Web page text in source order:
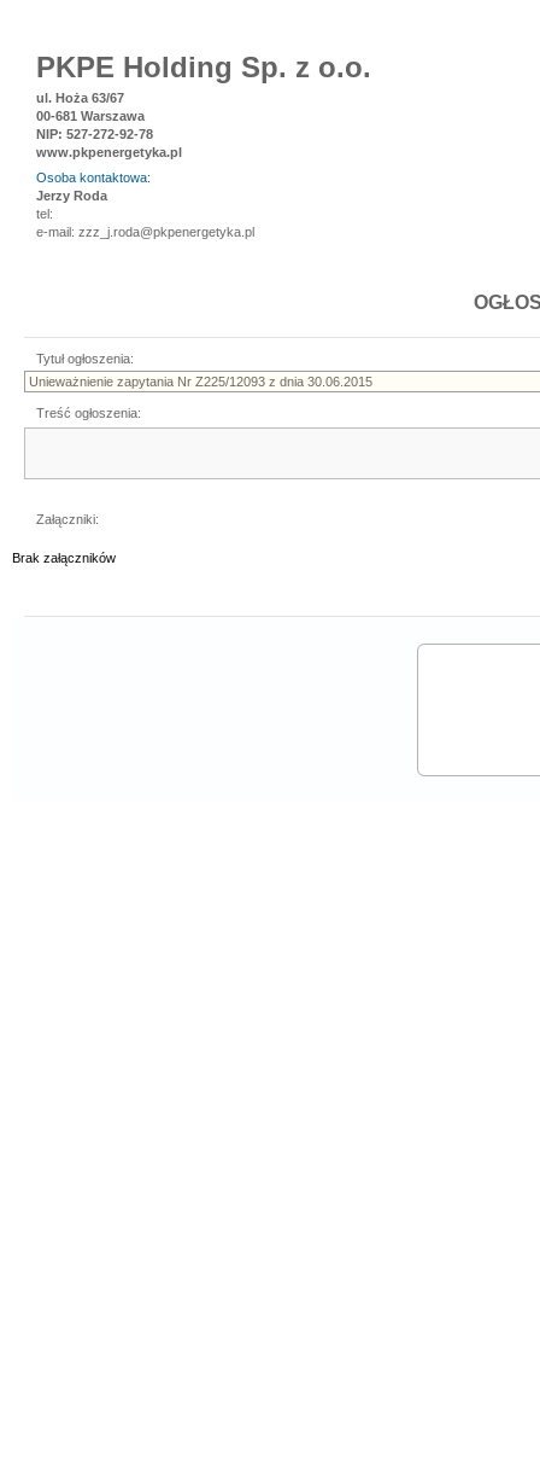
PKPE Holding Sp. z o.o.
ul. Hoża 63/67
00-681 Warszawa
NIP: 527-272-92-78
www.pkpenergetyka.pl
Osoba kontaktowa:
Jerzy Roda
tel:
e-mail: zzz_j.roda@pkpenergetyka.pl
Tytuł ogłoszenia:
Treść ogłoszenia:
Załączniki:
Brak załączników